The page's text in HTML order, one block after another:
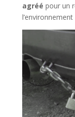
agréé pour un